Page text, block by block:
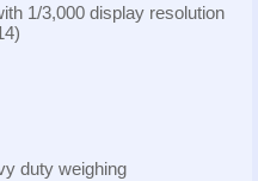
1/3,000 display resolution
duty weighing